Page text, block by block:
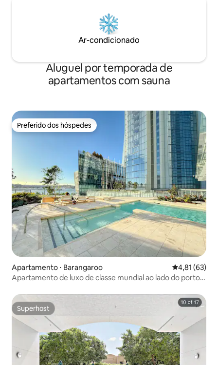
Ar-condicionado
Aluguel por temporada de
apartamentos com sauna
Preferido dos hóspedes
Preferido dos hóspedes
Apartamento ⋅ Barangaroo 4,81 de uma
4,81 (63)
Apartamento de luxo de classe mundial ao lado do porto:
Superhost
Superhost